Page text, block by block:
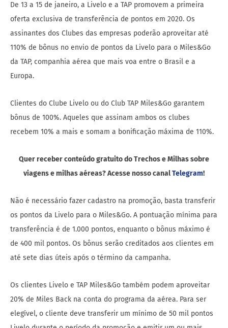
De 13 a 15 de janeiro, a Livelo e a TAP promovem a primeira
oferta exclusiva de transferência de pontos em 2020. Os
assinantes dos Clubes das empresas poderão aproveitar até
110% de bônus no envio de pontos da Livelo para o Miles&Go
da TAP, companhia aérea que mais voa entre o Brasil e a
Europa.
Clientes do Clube Livelo ou do Club TAP Miles&Go garantem
bônus de 100%. Aqueles que assinam ambos os clubes
recebem 10% a mais e somam a bonificação máxima de 110%.
Quer receber conteúdo gratuito do Trechos e Milhas sobre
viagens e milhas aéreas? Acesse nosso canalTelegram!
Não é necessário fazer cadastro na promoção, basta transferir
os pontos da Livelo para o Miles&Go. A pontuação mínima para
transferência é de 1.000 pontos, enquanto o bônus máximo é
de 400 mil pontos. Os bônus serão creditados aos clientes em
até sete dias úteis após o término da campanha.
Os clientes Livelo e TAP Miles&Go também podem aproveitar
20% de Miles Back na conta do programa da aérea. Para ser
elegível, o cliente deve transferir um mínimo de 50 mil pontos